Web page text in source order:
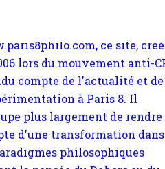
plus largement de rendre
d'une transformation dans
philosophiques
la pensée du Dehors ou du
omme la nomme les
classique. Nous
quant à nous déjà basculé
dans la modernité